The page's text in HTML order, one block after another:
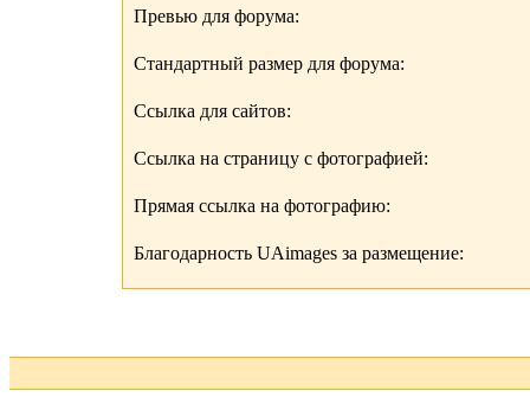
Превью для форума:
Стандартный размер для форума:
Ссылка для сайтов:
Ссылка на страницу с фотографией:
Прямая ссылка на фотографию:
Благодарность UAimages за размещение: